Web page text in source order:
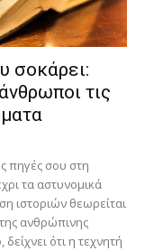
σοκάρει:
τις
πηγές σου στη
τα αστυνομικά
ιστοριών θεωρείται
ανθρώπινης
ότι η τεχνητή